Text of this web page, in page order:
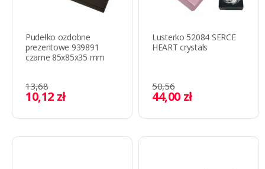
Pudełko ozdobne
prezentowe 939891
czarne 85x85x35 mm
13,68
10,12 zł
Lusterko 52084 SERCE
HEART crystals
50,56
44,00 zł